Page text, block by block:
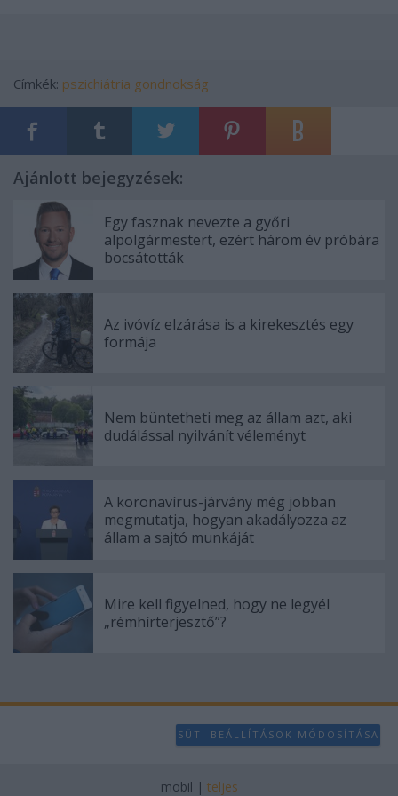
Címkék: pszichiátria gondnokság
Ajánlott bejegyzések:
Egy fasznak nevezte a győri
alpolgármestert, ezért három év próbára
bocsátották
Az ivóvíz elzárása is a kirekesztés egy
formája
Nem büntetheti meg az állam azt, aki
dudálással nyilvánít véleményt
A koronavírus-járvány még jobban
megmutatja, hogyan akadályozza az
állam a sajtó munkáját
Mire kell figyelned, hogy ne legyél
„rémhírterjesztő”?
SÜTI BEÁLLÍTÁSOK MÓDOSÍTÁSA
mobil | teljes